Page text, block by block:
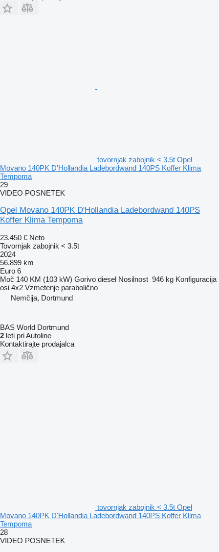
tovornjak zabojnik < 3.5t Opel
Movano 140PK D'Hollandia Ladebordwand 140PS Koffer Klima
Tempoma
29
VIDEO POSNETEK
Opel Movano 140PK D'Hollandia Ladebordwand 140PS
Koffer Klima Tempoma
23.450 € Neto
Tovornjak zabojnik < 3.5t
2024
56.899 km
Euro 6
Moč 140 KM (103 kW) Gorivo diesel Nosilnost 946 kg Konfiguracija
osi 4x2 Vzmetenje parabolično
Nemčija, Dortmund
BAS World Dortmund
2 leti pri Autoline
Kontaktirajte prodajalca
tovornjak zabojnik < 3.5t Opel
Movano 140PK D'Hollandia Ladebordwand 140PS Koffer Klima
Tempoma
28
VIDEO POSNETEK